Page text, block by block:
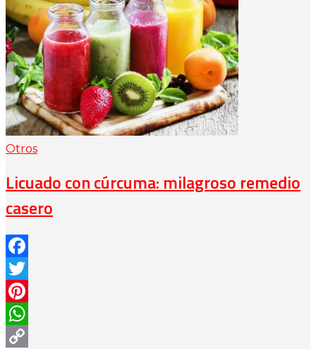
Otros
Licuado con cúrcuma: milagroso remedio
casero
Facebook
Twitter
Pinterest
WhatsApp